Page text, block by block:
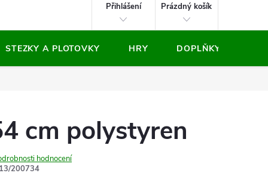
Přihlášení
Prázdný košík
STEZKY A PLOTOVKY HRY DOPLŇKY
cm polystyren
hodnocení
200734